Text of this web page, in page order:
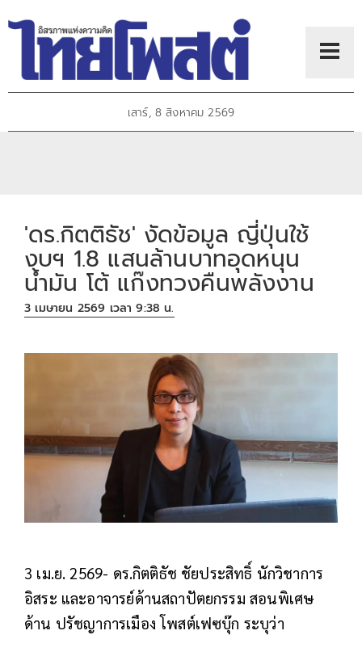
เสาร์, 8 สิงหาคม 2569
'ดร.กิตติธัช' งัดข้อมูล ญี่ปุ่นใช้
งบฯ 1.8 แสนล้านบาทอุดหนุน
น้ำมัน โต้ แก๊งทวงคืนพลังงาน
3 เมษายน 2569 เวลา 9:38 น.
3 เม.ย. 2569- ดร.กิตติธัช ชัยประสิทธิ์ นักวิชาการ
อิสระ และอาจารย์ด้านสถาปัตยกรรม สอนพิเศษ
ด้าน ปรัชญาการเมือง โพสต์เฟซบุ๊ก ระบุว่า